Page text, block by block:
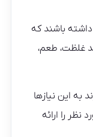
باشند که
غلظت، طعم،
به این نیازها
را ارائه